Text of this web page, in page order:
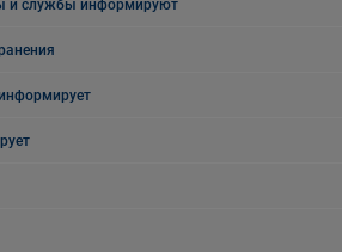
и службы информируют